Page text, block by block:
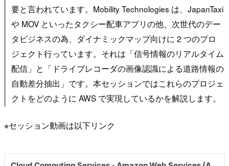
要と言われています。Mobility Technologies は、JapanTaxi
や MOV といったタクシー配車アプリの他、次世代のデー
タビジネスの為、ダイナミックマップ向けに 2 つのプロ
ジェクト行っています。それは「信号情報のリアルタイム
配信」と「ドライブレコーダの画像認識による道路情報の
自動差分抽出」です。本セッションではこれらのプロジェ
クトをどのように AWS で実現しているかを解説します。
※セッション動画は以下リンク